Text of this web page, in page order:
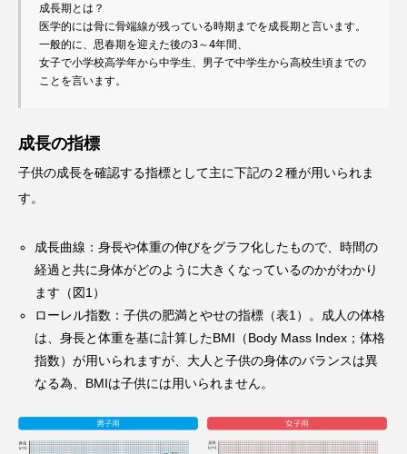
微量ミネラル
脂溶性ビタミン 腸内環境 血糖値
鉄、
成長期とは？
医学的には骨に骨端線が残っている時期までを成長期と言います。
一般的に、思春期を迎えた後の3～4年間、
女子で小学校高学年から中学生、男子で中学生から高校生頃までの
ことを言います。
成長の指標
子供の成長を確認する指標として主に下記の２種が用いられま
す。
成長曲線：身長や体重の伸びをグラフ化したもので、時間の
経過と共に身体がどのように大きくなっているのかがわかり
ます（図1）
ローレル指数：子供の肥満とやせの指標（表1）。成人の体格
は、身長と体重を基に計算したBMI（Body Mass Index；体格
指数）が用いられますが、大人と子供の身体のバランスは異
なる為、BMIは子供には用いられません。